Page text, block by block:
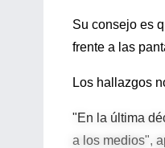
Su consejo es
frente a las
Los hallazgos
"En la última
a los medios",